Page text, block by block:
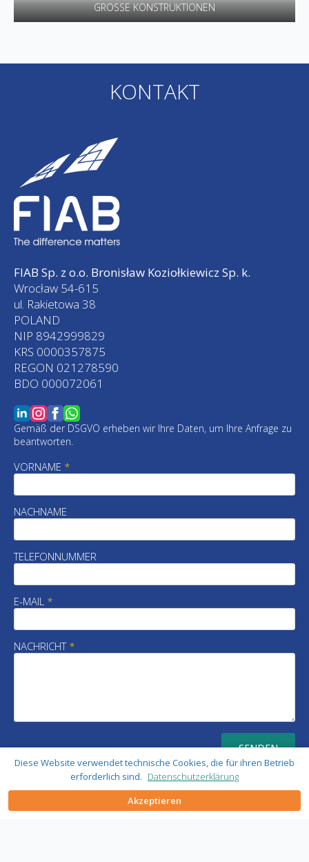
GROSSE KONSTRUKTIONEN
KONTAKT
FIAB Sp. z o.o. Bronisław Koziołkiewicz Sp. k.
Wrocław 54-615
ul. Rakietowa 38
POLAND
NIP 8942999829
KRS 0000357875
REGON 021278590
BDO 000072061
Gemäß der DSGVO erheben wir Ihre Daten, um Ihre Anfrage zu
beantworten.
VORNAME *
NACHNAME
TELEFONNUMMER
E-MAIL *
NACHRICHT *
SENDEN
Diese Website verwendet technische Cookies, die für ihren Betrieb
erforderlich sind. Datenschutzerklärung
Akzeptieren